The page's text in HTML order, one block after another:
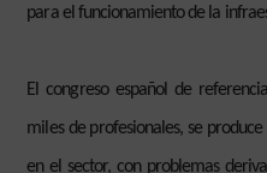
para el funcionamiento de la
El congreso español de
miles de profesionales, se
en el sector, con problemas